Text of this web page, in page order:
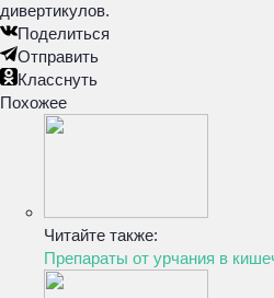
дивертикулов.
Поделиться
Отправить
Класснуть
Похожее
Читайте также:
Препараты от урчания в